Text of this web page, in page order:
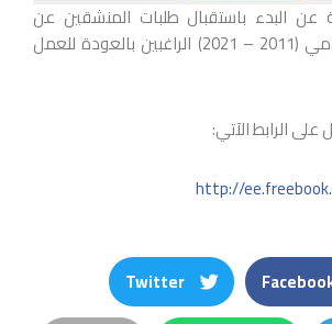
عن البدء باستقبال طلبات المنشقين عن
– 2021)
الراغبين بالعودة للعمل
الرابط الآتي:
http://
Twitter